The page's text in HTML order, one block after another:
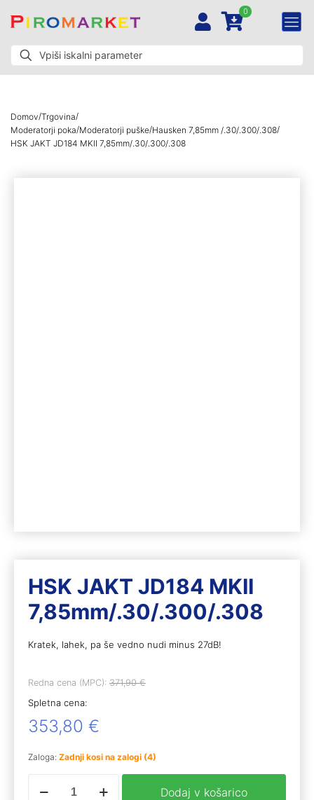
0
Domov/Trgovina/
Moderatorji poka/Moderatorji puške/Hausken 7,85mm /.30/.300/.308/
HSK JAKT JD184 MKII 7,85mm/.30/.300/.308
HSK JAKT JD184 MKII
7,85mm/.30/.300/.308
Kratek, lahek, pa še vedno nudi minus 27dB!
Redna cena (MPC): 371,90€
Spletna cena:
353,80 €
Zaloga: Zadnji kosi na zalogi (4)
JAKT
Dodaj v košarico